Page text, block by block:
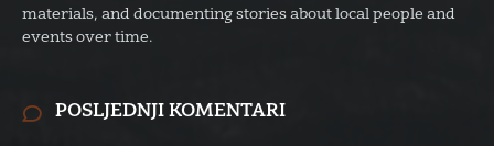
materials, and documenting stories about local people and
events over time.
POSLJEDNJI KOMENTARI